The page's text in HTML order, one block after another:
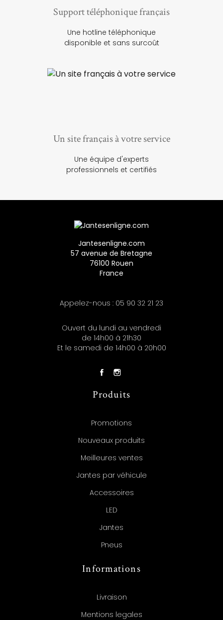
Support téléphonique français
Une hotline téléphonique
disponible et sans surcoût
Un site français à votre service
Une équipe d'experts
professionnels et certifiés
Jantesenligne.com
57 avenue de Bretagne
76100 Rouen
France
Appelez-nous : 05 90 32 21 23
Ouvert du lundi au vendredi
de 14h00 à 21h30
Et le samedi de 14h00 à 20h00
Produits
Promotions
Nouveaux produits
Meilleures ventes
Jantes par véhicule
Accessoires
LED
Jantes
Pneus
Informations
Livraison
Mentions legales